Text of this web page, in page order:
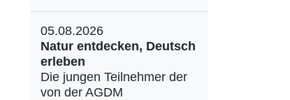
05.08.2026
Natur entdecken, Deutsch
erleben
Die jungen Teilnehmer der
von der AGDM